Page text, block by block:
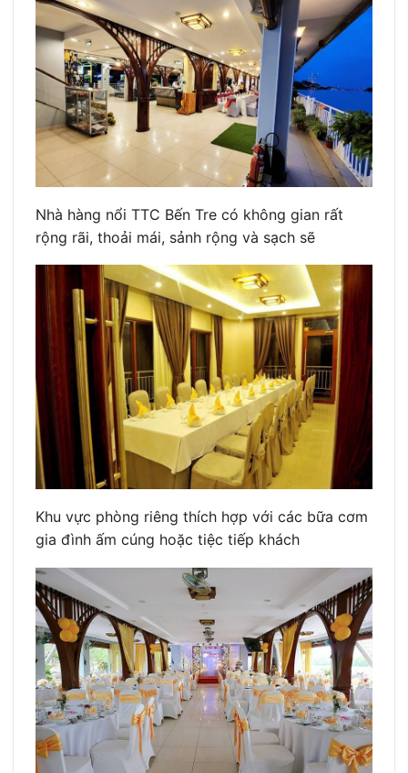
Nhà hàng nổi TTC Bến Tre có không gian rất
rộng rãi, thoải mái, sảnh rộng và sạch sẽ
Khu vực phòng riêng thích hợp với các bữa cơm
gia đình ấm cúng hoặc tiệc tiếp khách